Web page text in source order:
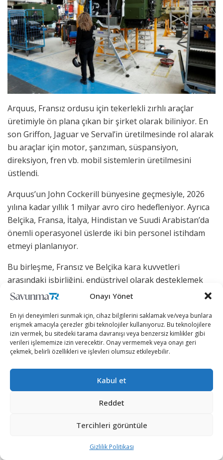
Onayı Yönet
En iyi deneyimleri sunmak için, cihaz bilgilerini saklamak ve/veya bunlara
erişmek amacıyla çerezler gibi teknolojiler kullanıyoruz. Bu teknolojilere
izin vermek, bu sitedeki tarama davranışı veya benzersiz kimlikler gibi
verileri işlememize izin verecektir. Onay vermemek veya onayı geri
çekmek, belirli özellikleri ve işlevleri olumsuz etkileyebilir.
Kabul et
Reddet
Tercihleri görüntüle
Gizlilik Politikası
Arquus, Fransız ordusu için tekerlekli zırhlı araçlar
üretimiyle ön plana çıkan bir şirket olarak biliniyor. En
son Griffon, Jaguar ve Serval’in üretilmesinde rol alarak
bu araçlar için motor, şanzıman, süspansiyon,
direksiyon, fren vb. mobil sistemlerin üretilmesini
üstlendi.
Arquus’un John Cockerill bünyesine geçmesiyle, 2026
yılına kadar yıllık 1 milyar avro ciro hedefleniyor. Ayrıca
Belçika, Fransa, İtalya, Hindistan ve Suudi Arabistan’da
önemli operasyonel üslerde iki bin personel istihdam
etmeyi planlanıyor.
Bu birleşme, Fransız ve Belçika kara kuvvetleri
arasındaki işbirliğini, endüstriyel olarak desteklemek
açısından önemli bir adım olarak değerlendiriliyor.
ve aynı teçhizata geçmesini amaçlayan, CaMo (capacité
motorisée) adlı bir savunma ortaklığı anlaşması
imzalayarak yeni bir süreç başlattı.